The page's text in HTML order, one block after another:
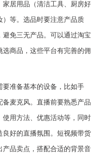
居用品（清洁工具、厨房好
等。选品时要注意产品质
免三无产品。可以通过淘宝
商品，这些平台有完善的佣
准备基本的设备，比如手
麦克风。直播前要熟悉产品
用方法、优惠活动等，同时
好的直播氛围。短视频带货
品卖点，搭配合适的背景音